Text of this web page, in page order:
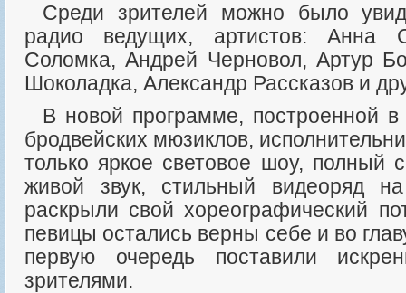
Среди зрителей можно было увидеть много теле и
радио ведущих, артистов: Анна
Соломка, Андрей Черновол, Артур
Шоколадка, Александр Рассказов и
В новой программе, построенной в лучших традициях
бродвейских мюзиклов,
только яркое световое шоу, полный
живой звук, стильный видеоряд
раскрыли свой хореографический
певицы остались верны себе и во
первую очередь поставили
зрителями.